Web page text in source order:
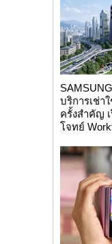
บริการเช่า
ครั้งสำคัญ
โจทย์